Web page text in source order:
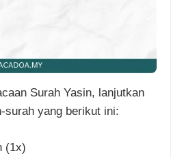
Surah Yasin, lanjutkan
surah yang berikut ini:
(1x)